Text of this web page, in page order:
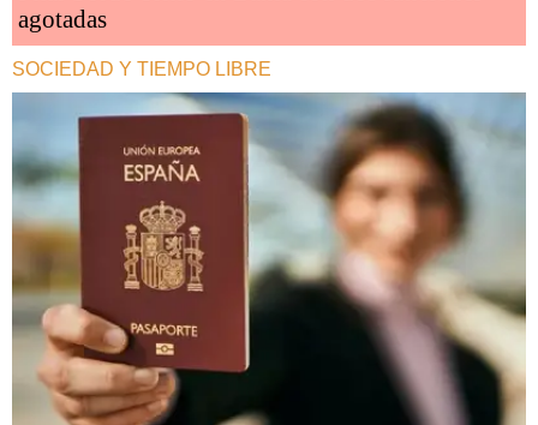
agotadas
SOCIEDAD Y TIEMPO LIBRE